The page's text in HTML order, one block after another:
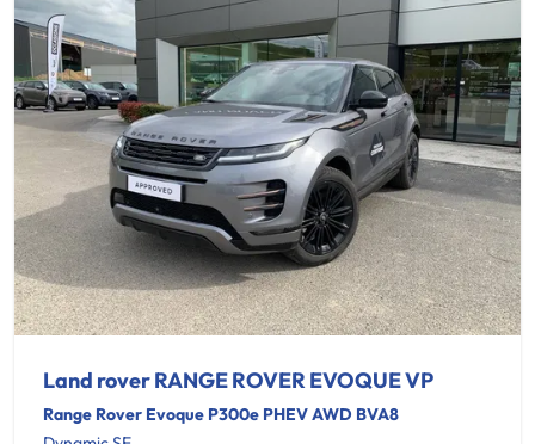
Land rover RANGE ROVER EVOQUE VP
Range Rover Evoque P300e PHEV AWD BVA8